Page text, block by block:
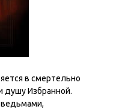
в смертельно
душу Избранной.